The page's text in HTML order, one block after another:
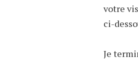
votre
ci-
Je